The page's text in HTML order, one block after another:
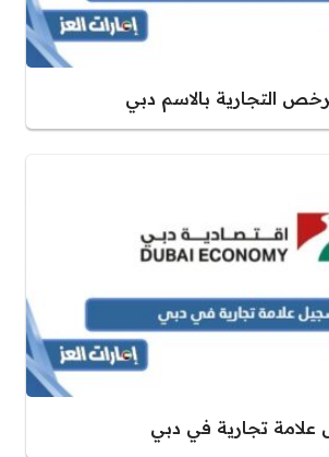
التجارية بالاسم دبي
تجارية في دبي